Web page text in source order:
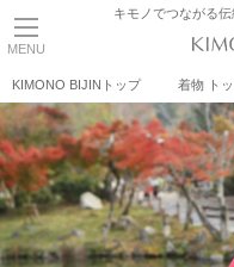
MENU
キモノでつながる
KIMONO BIJINトップ 着物 ト